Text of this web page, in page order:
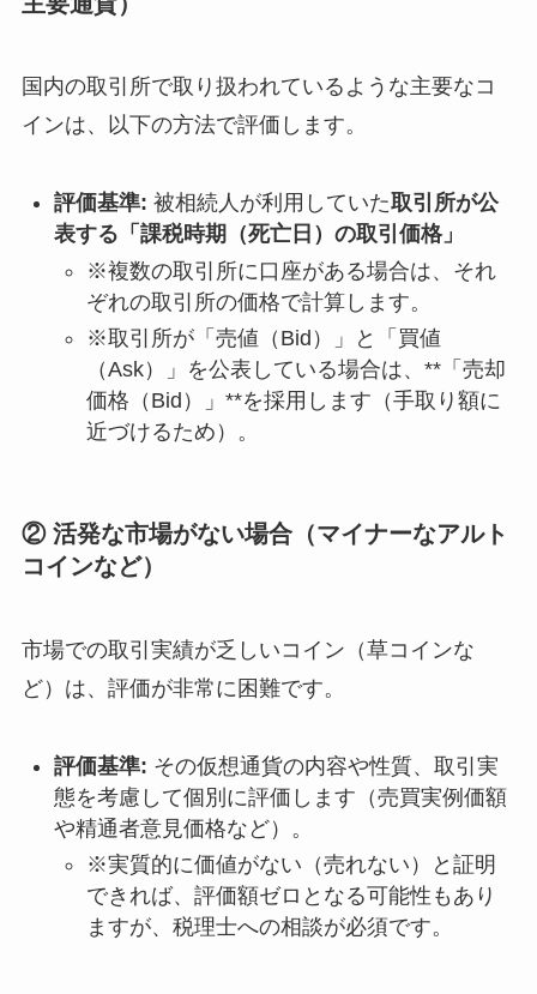
国内の取引所で取り扱われているような主要なコ
インは、以下の方法で評価します。
評価基準: 被相続人が利用していた取引所が公
表する「課税時期（死亡日）の取引価格」
※複数の取引所に口座がある場合は、それ
ぞれの取引所の価格で計算します。
※取引所が「売値（Bid）」と「買値
（Ask）」を公表している場合は、**「売却
価格（Bid）」**を採用します（手取り額に
近づけるため）。
② 活発な市場がない場合（マイナーなアルト
コインなど）
市場での取引実績が乏しいコイン（草コインな
ど）は、評価が非常に困難です。
評価基準: その仮想通貨の内容や性質、取引実
態を考慮して個別に評価します（売買実例価額
や精通者意見価格など）。
※実質的に価値がない（売れない）と証明
できれば、評価額ゼロとなる可能性もあり
ますが、税理士への相談が必須です。